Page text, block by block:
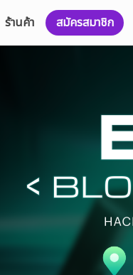
ร้านค้า สมัครสมาชิก